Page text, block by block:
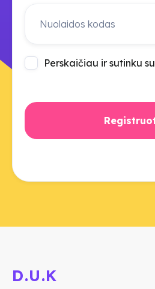
Perskaičiau ir sutinku su
D.U.K